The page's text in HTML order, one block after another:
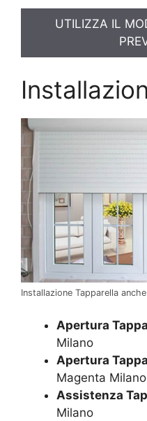
UTILIZZA IL
Installazione Tapparella
Apertura
Milano
Apertura
Magenta Milano
Assistenza
Milano